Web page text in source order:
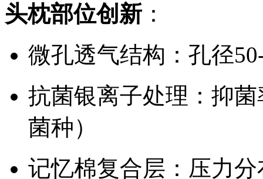
头枕部位创新 ：
微孔透气结构：孔径
抗菌银离子处理：抑
菌种）
记忆棉复合层：压力